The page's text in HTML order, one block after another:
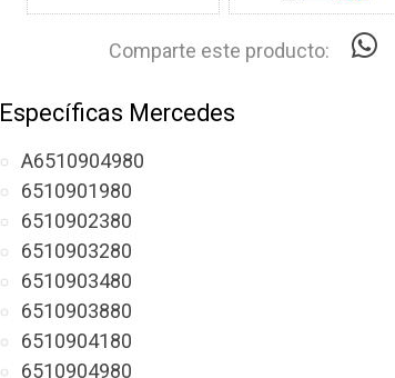
Comparte este producto:
Específicas Mercedes
A6510904980
6510901980
6510902380
6510903280
6510903480
6510903880
6510904180
6510904980